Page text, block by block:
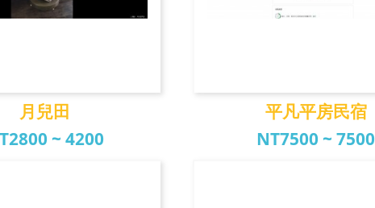
月兒田
~ 4200
平凡平房民宿
NT7500 ~ 7500